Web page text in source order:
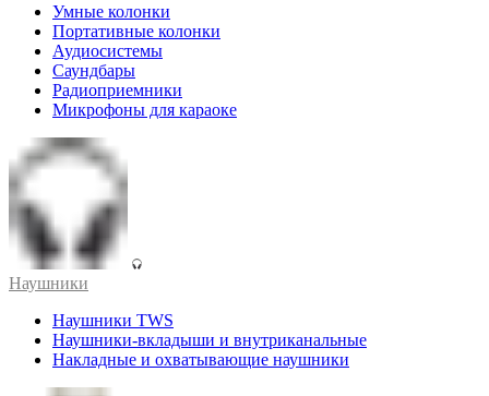
Умные колонки
Портативные колонки
Аудиосистемы
Саундбары
Радиоприемники
Микрофоны для караоке
Наушники
Наушники TWS
Наушники-вкладыши и внутриканальные
Накладные и охватывающие наушники